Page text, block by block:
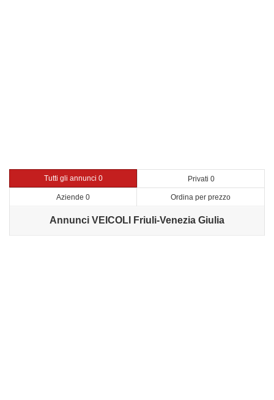
Tutti gli annunci 0 Privati 0
Aziende 0 Ordina per prezzo
Annunci VEICOLI Friuli-Venezia Giulia